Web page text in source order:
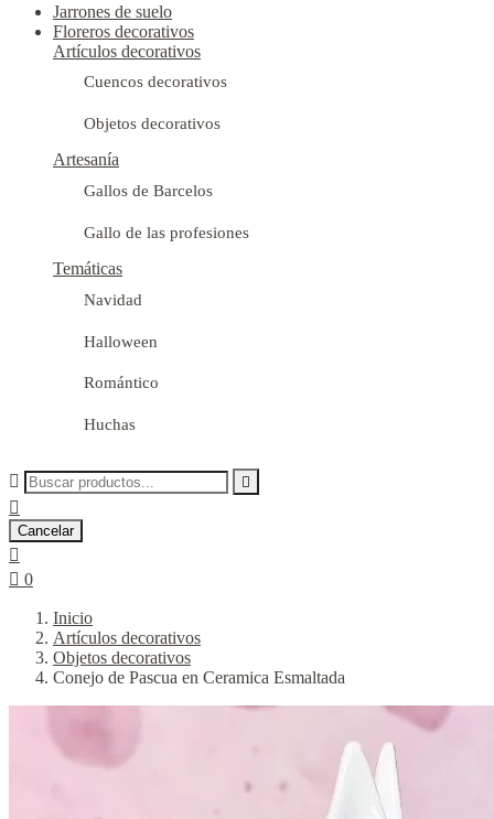
Jarrones de suelo
Floreros decorativos
Artículos decorativos
Cuencos decorativos
Objetos decorativos
Artesanía
Gallos de Barcelos
Gallo de las profesiones
Temáticas
Navidad
Halloween
Romántico
Huchas
 

Cancelar

 0
Inicio
Artículos decorativos
Objetos decorativos
Conejo de Pascua en Ceramica Esmaltada